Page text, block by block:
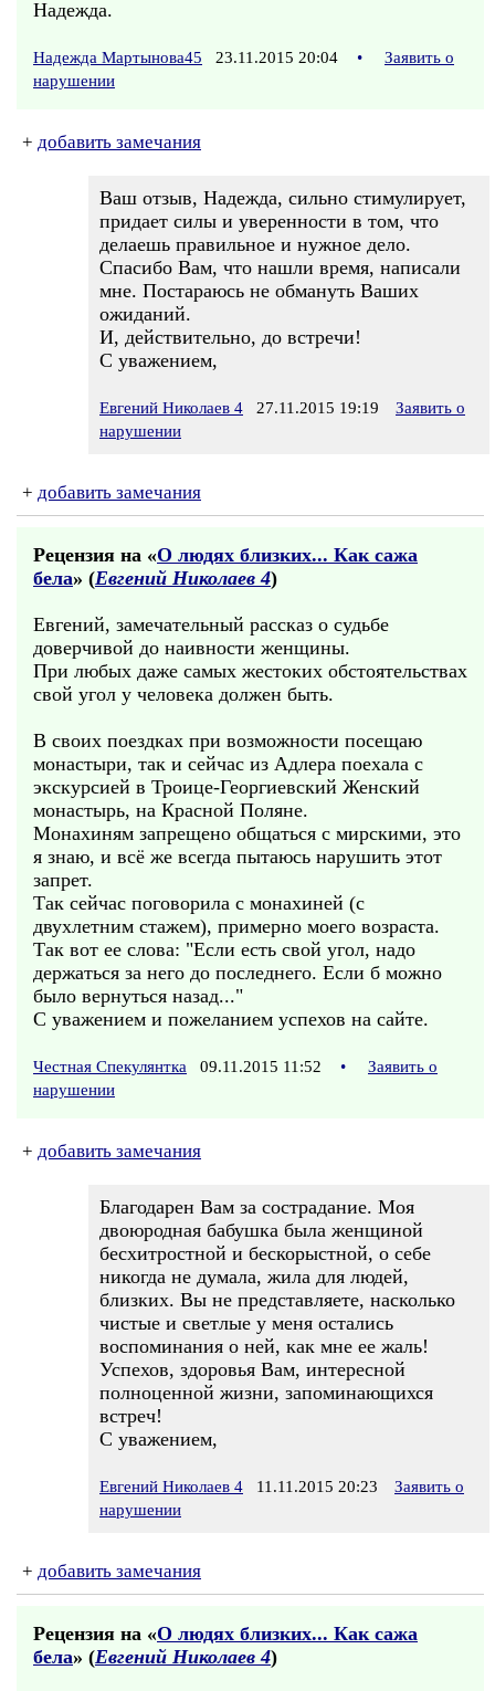
Надежда.
Надежда Мартынова45 23.11.2015 20:04 •
Заявить о
нарушении
+ добавить замечания
Ваш отзыв, Надежда, сильно стимулирует,
придает силы и уверенности в том, что
делаешь правильное и нужное дело.
Спасибо Вам, что нашли время, написали
мне. Постараюсь не обмануть Ваших
ожиданий.
И, действительно, до встречи!
С уважением,
Евгений Николаев 4 27.11.2015 19:19
Заявить о
нарушении
+ добавить замечания
Рецензия на «О людях близких... Как сажа
бела» (Евгений Николаев 4)
Евгений, замечательный рассказ о судьбе
доверчивой до наивности женщины.
При любых даже самых жестоких обстоятельствах
свой угол у человека должен быть.
В своих поездках при возможности посещаю
монастыри, так и сейчас из Адлера поехала с
экскурсией в Троице-Георгиевский Женский
монастырь, на Красной Поляне.
Монахиням запрещено общаться с мирскими, это
я знаю, и всё же всегда пытаюсь нарушить этот
запрет.
Так сейчас поговорила с монахиней (с
двухлетним стажем), примерно моего возраста.
Так вот ее слова: "Если есть свой угол, надо
держаться за него до последнего. Если б можно
было вернуться назад..."
С уважением и пожеланием успехов на сайте.
Честная Спекулянтка 09.11.2015 11:52 •
Заявить о
нарушении
+ добавить замечания
Благодарен Вам за сострадание. Моя
двоюродная бабушка была женщиной
бесхитростной и бескорыстной, о себе
никогда не думала, жила для людей,
близких. Вы не представляете, насколько
чистые и светлые у меня остались
воспоминания о ней, как мне ее жаль!
Успехов, здоровья Вам, интересной
полноценной жизни, запоминающихся
встреч!
С уважением,
Евгений Николаев 4 11.11.2015 20:23
Заявить о
нарушении
+ добавить замечания
Рецензия на «О людях близких... Как сажа
бела» (Евгений Николаев 4)